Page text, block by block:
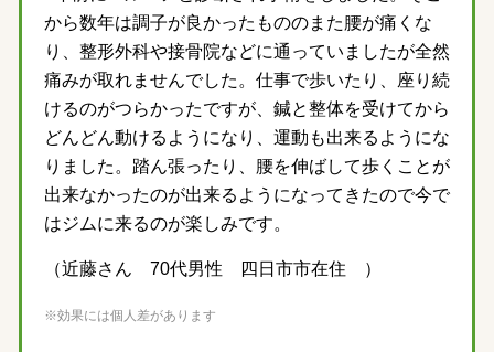
から数年は調子が良かったもののまた腰が痛くな
り、整形外科や接骨院などに通っていましたが全然
痛みが取れませんでした。仕事で歩いたり、座り続
けるのがつらかったですが、鍼と整体を受けてから
どんどん動けるようになり、運動も出来るようにな
りました。踏ん張ったり、腰を伸ばして歩くことが
出来なかったのが出来るようになってきたので今で
はジムに来るのが楽しみです。
（近藤さん 70代男性 四日市市在住 ）
※効果には個人差があります